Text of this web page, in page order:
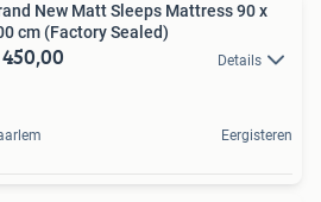
New Matt Sleeps Mattress 90 x
cm (Factory Sealed)
Details
Eergisteren